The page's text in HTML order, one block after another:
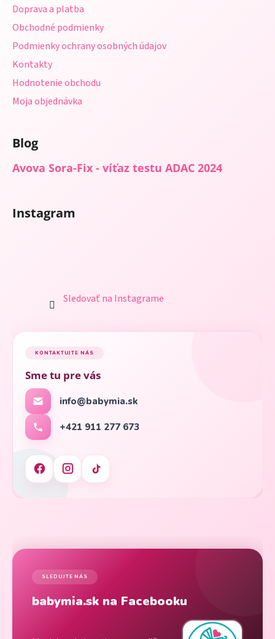
Doprava a platba
Obchodné podmienky
Podmienky ochrany osobných údajov
Kontakty
Hodnotenie obchodu
Moja objednávka
Blog
Avova Sora-Fix - víťaz testu ADAC 2024
Instagram
Sledovať na Instagrame
KONTAKTUJTE NÁS
Sme tu pre vás
info@babymia.sk
+421 911 277 673
SLEDUJTE NÁS
babymia.sk na Facebooku